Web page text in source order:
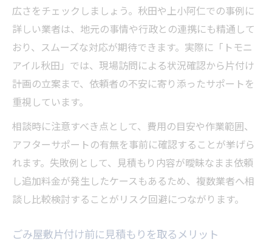
広さをチェックしましょう。秋田や上小阿仁での事例に
詳しい業者は、地元の事情や行政との連携にも精通して
おり、スムーズな対応が期待できます。実際に「トモニ
アイル秋田」では、現場訪問による状況確認から片付け
計画の立案まで、依頼者の不安に寄り添ったサポートを
重視しています。
相談時に注意すべき点として、費用の目安や作業範囲、
アフターサポートの有無を事前に確認することが挙げら
れます。失敗例として、見積もり内容が曖昧なまま依頼
し追加料金が発生したケースもあるため、複数業者へ相
談し比較検討することがリスク回避につながります。
ごみ屋敷片付け前に見積もりを取るメリット